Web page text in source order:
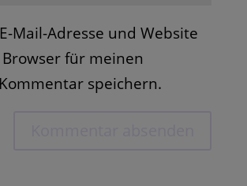
Mail-Adresse und Website
für meinen
speichern.